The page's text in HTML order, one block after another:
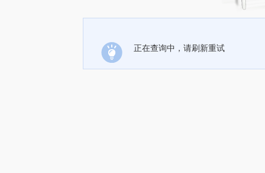
正在查询中，请刷新重试